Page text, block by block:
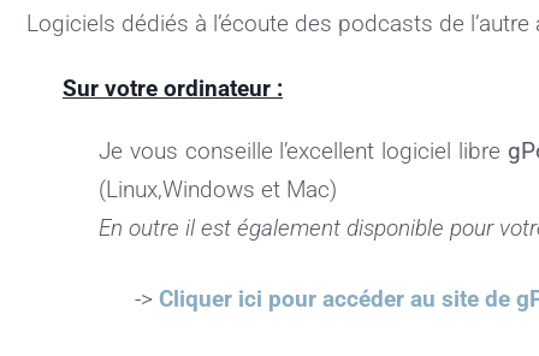
Logiciels dédiés à l’écoute des podcasts de
Sur votre ordinateur :
Je vous conseille l’excellent logiciel libre
(Linux,Windows et Mac)
En outre il est également disponible pour
-> Cliquer ici pour accéder au site de